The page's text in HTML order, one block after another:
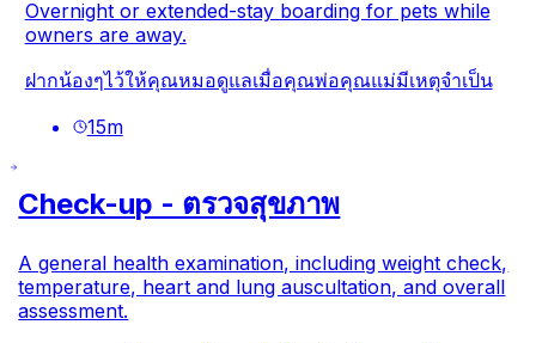
Overnight or extended-stay boarding for pets while
owners are away.
ฝากน้องๆไว้ให้คุณหมอดูแลเมื่อคุณพ่อคุณแม่มีเหตุจำเป็น
15m
Check-up - ตรวจสุขภาพ
A general health examination, including weight check,
temperature, heart and lung auscultation, and overall
assessment.